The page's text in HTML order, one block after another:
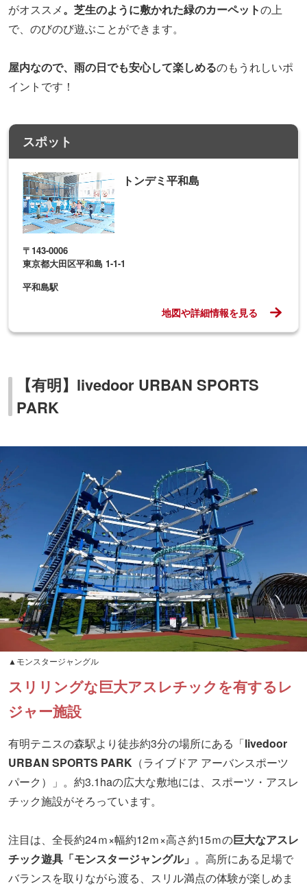
がオススメ。芝生のように敷かれた緑のカーペットの上
で、のびのび遊ぶことができます。
屋内なので、雨の日でも安心して楽しめるのもうれしいポ
イントです！
スポット
トンデミ平和島
〒143-0006
東京都大田区平和島 1-1-1
平和島駅
地図や詳細情報を見る
【有明】livedoor URBAN SPORTS
PARK
▲モンスタージャングル
スリリングな巨大アスレチックを有するレ
ジャー施設
有明テニスの森駅より徒歩約3分の場所にある「livedoor
URBAN SPORTS PARK （ライブドア アーバンスポーツ
パーク）」。約3.1haの広大な敷地には、スポーツ・アスレ
チック施設がそろっています。
注目は、全長約24ｍ×幅約12ｍ×高さ約15ｍの巨大なアスレ
チック遊具「モンスタージャングル」 。高所にある足場で
バランスを取りながら渡る、スリル満点の体験が楽しめま